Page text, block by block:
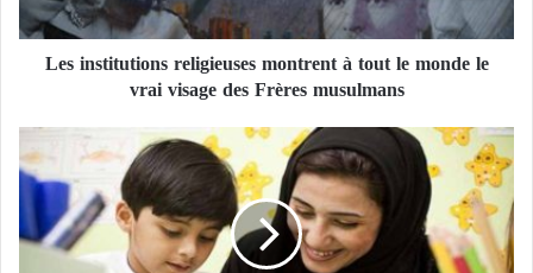
i
t
o
n
s
e
Les institutions religieuses montrent à tout le monde le
vrai visage des Frères musulmans
A
n